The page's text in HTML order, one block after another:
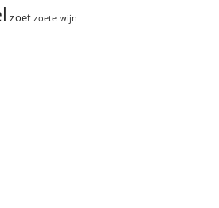
zoet zoete wijn